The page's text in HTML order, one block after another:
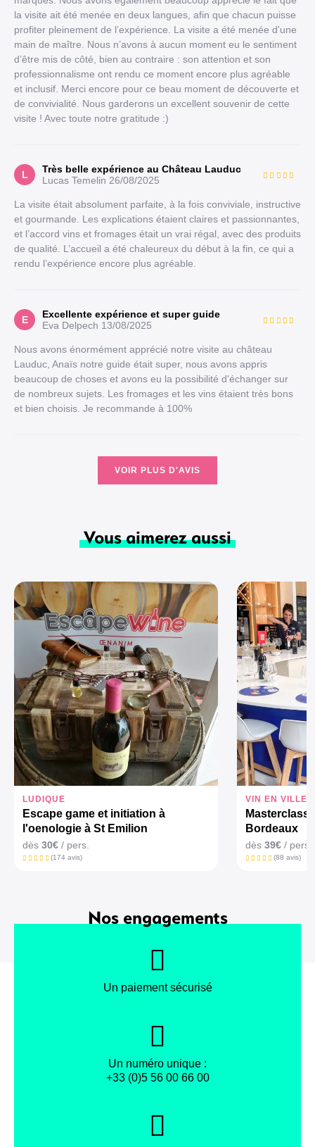
la visite ait été menée en deux langues, afin que chacun puisse
profiter pleinement de l’expérience. La visite a été menée d'une
main de maître. Nous n’avons à aucun moment eu le sentiment
d’être mis de côté, bien au contraire : son attention et son
professionnalisme ont rendu ce moment encore plus agréable
et inclusif. Merci encore pour ce beau moment de découverte et
de convivialité. Nous garderons un excellent souvenir de cette
visite ! Avec toute notre gratitude :)
L
Très belle expérience au Château Lauduc
Lucas Temelin 26/08/2025
La visite était absolument parfaite, à la fois conviviale, instructive
et gourmande. Les explications étaient claires et passionnantes,
et l’accord vins et fromages était un vrai régal, avec des produits
de qualité. L’accueil a été chaleureux du début à la fin, ce qui a
rendu l’expérience encore plus agréable.
E
Excellente expérience et super guide
Eva Delpech 13/08/2025
Nous avons énormément apprécié notre visite au château
Lauduc, Anaïs notre guide était super, nous avons appris
beaucoup de choses et avons eu la possibilité d'échanger sur
de nombreux sujets. Les fromages et les vins étaient très bons
et bien choisis. Je recommande à 100%
VOIR PLUS D'AVIS
Vous aimerez aussi
LUDIQUE
Escape game et initiation à
l'oenologie à St Emilion
dès 30€ / pers.
(174 avis)
VIN EN VILLE
Masterclass
Bordeaux
dès39€ / pers.
(88 avis)
Nos engagements
Un paiement sécurisé
Un numéro unique :
+33 (0)5 56 00 66 00